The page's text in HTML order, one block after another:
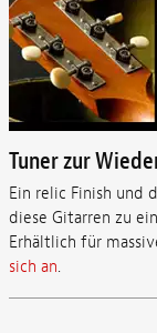
Tuner zur
Ein relic Finish und
diese Gitarren zu
Erhältlich für
sich an.